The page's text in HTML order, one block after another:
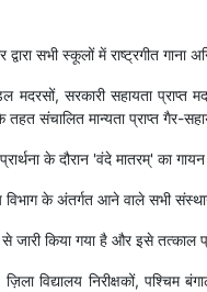
सभी स्कूलों में राष्ट्रगीत
सरकारी सहायता प्राप्त
संचालित मान्यता प्राप्त गैर-
के दौरान 'वंदे मातरम्' का
विभाग के अंतर्गत आने वाले सभी
जारी किया गया है और इसे तत्काल
विद्यालय निरीक्षकों, पश्चिम